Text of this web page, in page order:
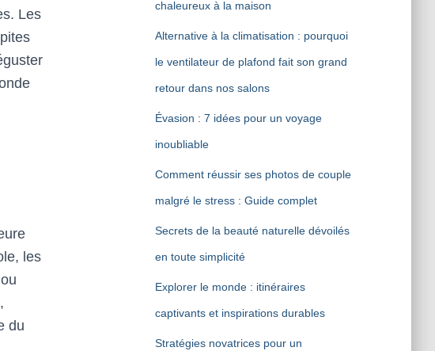
Les
les
du
chaleureux à la maison
Alternative à la climatisation : pourquoi
le ventilateur de plafond fait son grand
retour dans nos salons
Évasion : 7 idées pour un voyage
inoubliable
Comment réussir ses photos de couple
malgré le stress : Guide complet
Secrets de la beauté naturelle dévoilés
en toute simplicité
Explorer le monde : itinéraires
captivants et inspirations durables
Stratégies novatrices pour un